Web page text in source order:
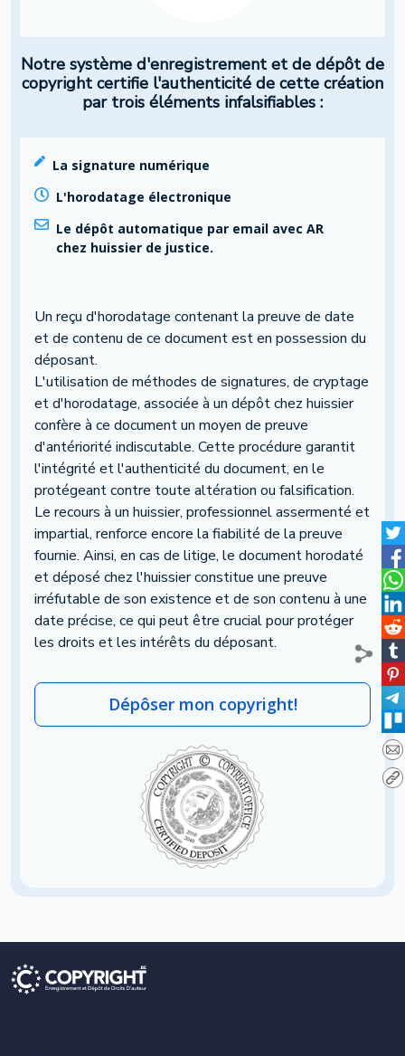
Notre système d'enregistrement et de dépôt de
copyright certifie l'authenticité de cette création
par trois éléments infalsifiables :
La signature numérique
L'horodatage électronique
Le dépôt automatique par email avec AR
chez huissier de justice.
Un reçu d'horodatage contenant la preuve de date
et de contenu de ce document est en possession du
déposant.
L'utilisation de méthodes de signatures, de cryptage
et d'horodatage, associée à un dépôt chez huissier
confère à ce document un moyen de preuve
d'antériorité indiscutable. Cette procédure garantit
l'intégrité et l'authenticité du document, en le
protégeant contre toute altération ou falsification.
Le recours à un huissier, professionnel assermenté et
impartial, renforce encore la fiabilité de la preuve
fournie. Ainsi, en cas de litige, le document horodaté
et déposé chez l'huissier constitue une preuve
irréfutable de son existence et de son contenu à une
date précise, ce qui peut être crucial pour protéger
les droits et les intérêts du déposant.
Dépôser mon copyright!